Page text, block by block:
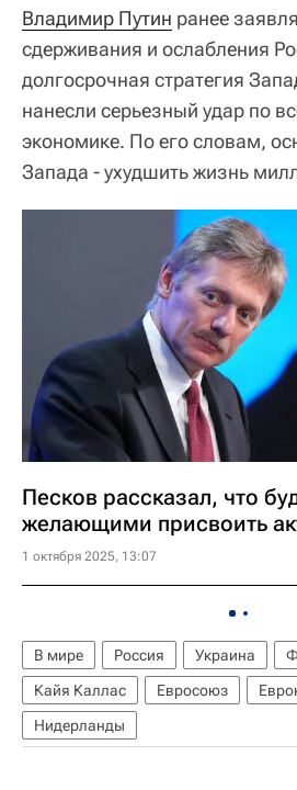
Владимир Путин ранее
сдерживания и ослабления
долгосрочная стратегия
нанесли серьезный удар по
экономике. По его словам,
Запада - ухудшить жизнь
Песков рассказал, что
желающими присвоить
1 октября 2025, 13:07
В мире Россия Украина
Кайя Каллас
Евросоюз
Нидерланды